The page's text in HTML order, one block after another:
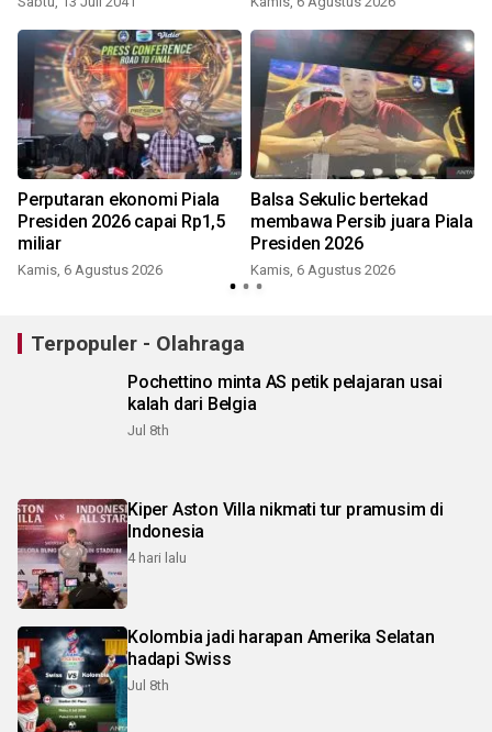
Perputaran ekonomi Piala
Presiden 2026 capai Rp1,5
miliar
Kamis, 6 Agustus 2026
Balsa Sekulic bertekad
membawa Persib juara Piala
Presiden 2026
Kamis, 6 Agustus 2026
Terpopuler - Olahraga
Pochettino minta AS petik pelajaran usai
kalah dari Belgia
Jul 8th
Kiper Aston Villa nikmati tur pramusim di
Indonesia
4 hari lalu
Kolombia jadi harapan Amerika Selatan
hadapi Swiss
Jul 8th